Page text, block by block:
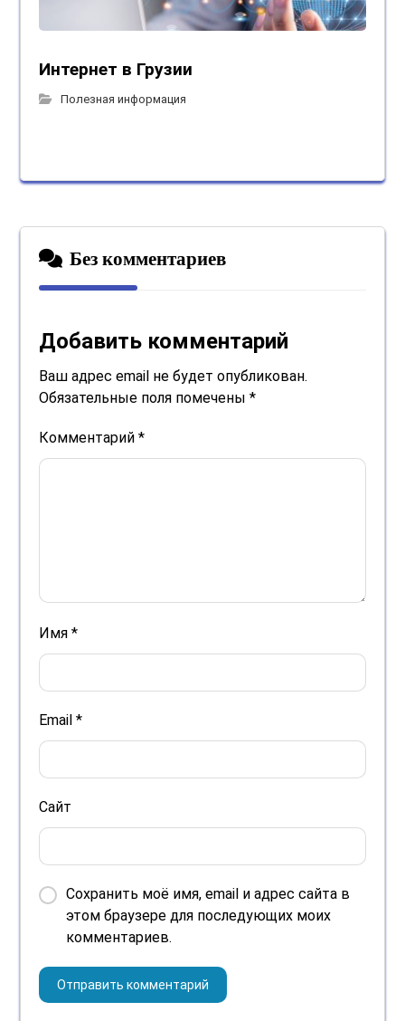
Интернет в Грузии
Полезная информация
Без комментариев
Добавить комментарий
Ваш адрес email не будет опубликован.
Обязательные поля помечены*
Комментарий*
Имя*
Email*
Сайт
Сохранить моё имя, email и адрес сайта в
этом браузере для последующих моих
комментариев.